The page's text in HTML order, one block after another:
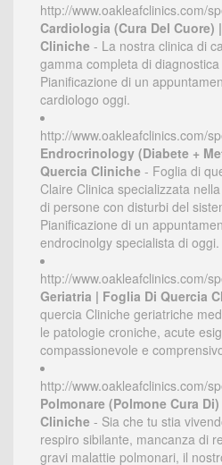
http://www.oakleafclinics.com/
Cardiologia (Cura Del Cuore)
Cliniche - La nostra clinica di
gamma completa di
Pianificazione di un
cardiologo oggi.
http://www.oakleafclinics.com/
Endrocrinology (Diabete +
Quercia Cliniche - Foglia di
Claire Clinica specializzata
di persone con disturbi del
Pianificazione di un
endrocinolgy specialista di oggi.
http://www.oakleafclinics.com/
Geriatria | Foglia Di Quercia
quercia Cliniche geriatriche
le patologie croniche, acute
compassionevole e
http://www.oakleafclinics.com/
Polmonare (Polmone Cura
Cliniche - Sia che tu stia
respiro sibilante, mancanza di
gravi malattie polmonari, il